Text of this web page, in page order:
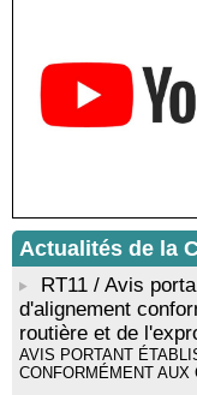
Rencontre /
livre « La ballade du
Santa Lucia di Tallà
Mise en musique
musicienne
rythmique et
! Événement
par Alexandre
Tallà
Actualités de la
RT11 / Avis
d'alignement
routière et de
AVIS PORTANT
CONFORMÉMENT